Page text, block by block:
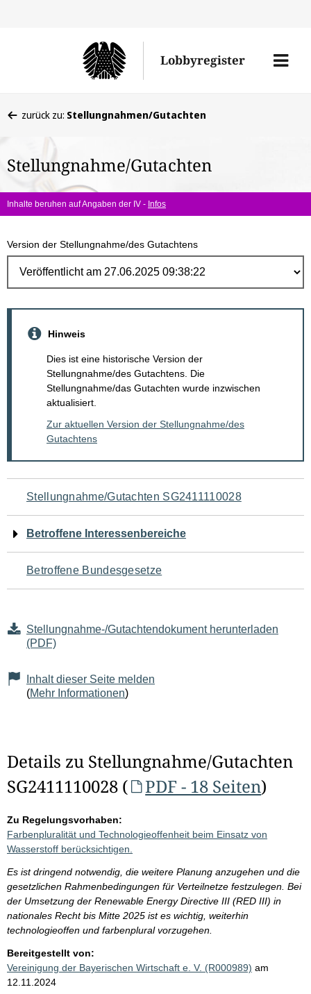
Lobbyregister
Menü
befinden
hier:
zurück zu: Stellungnahmen/Gutachten
Stellungnahme/Gutachten
Inhalte beruhen auf Angaben der IV - Infos
Version der Stellungnahme/des Gutachtens
Hinweis
Dies ist eine historische Version der
Stellungnahme/des Gutachtens. Die
Stellungnahme/das Gutachten wurde inzwischen
aktualisiert.
Zur aktuellen Version der Stellungnahme/des
Gutachtens
Navigation
für
den
Seiteninhalt
Stellungnahme/Gutachten SG2411110028
Betroffene Interessenbereiche
Betroffene Bundesgesetze
Stellungnahme-/Gutachtendokument herunterladen
(PDF)
Inhalt dieser Seite melden
(Mehr Informationen)
Details zu Stellungnahme/Gutachten
SG2411110028 (
PDF - 18 Seiten)
Zu Regelungsvorhaben:
Farbenpluralität und Technologieoffenheit beim Einsatz von
Wasserstoff berücksichtigen.
Es ist dringend notwendig, die weitere Planung anzugehen und die
gesetzlichen Rahmenbedingungen für Verteilnetze festzulegen. Bei
der Umsetzung der Renewable Energy Directive III (RED III) in
nationales Recht bis Mitte 2025 ist es wichtig, weiterhin
technologieoffen und farbenplural vorzugehen.
Bereitgestellt von:
Vereinigung der Bayerischen Wirtschaft e. V. (R000989) am
12.11.2024